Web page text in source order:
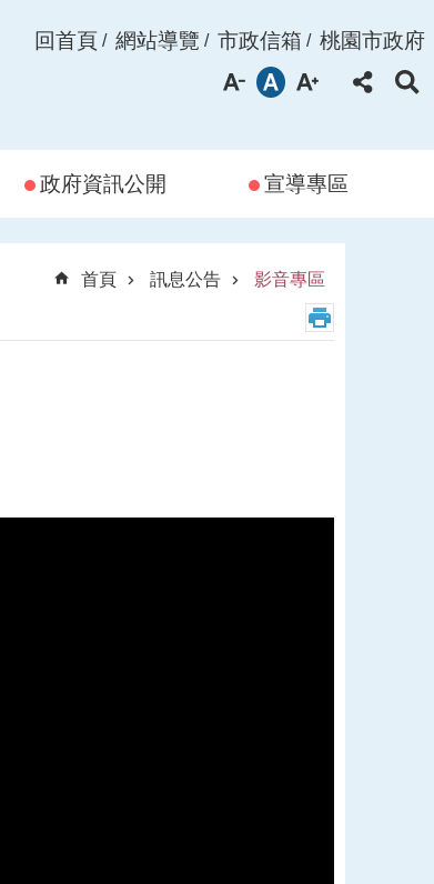
回首頁 網站導覽 市政信箱 桃園市政府
政府資訊公開 宣導專區
首頁
訊息公告 影音專區